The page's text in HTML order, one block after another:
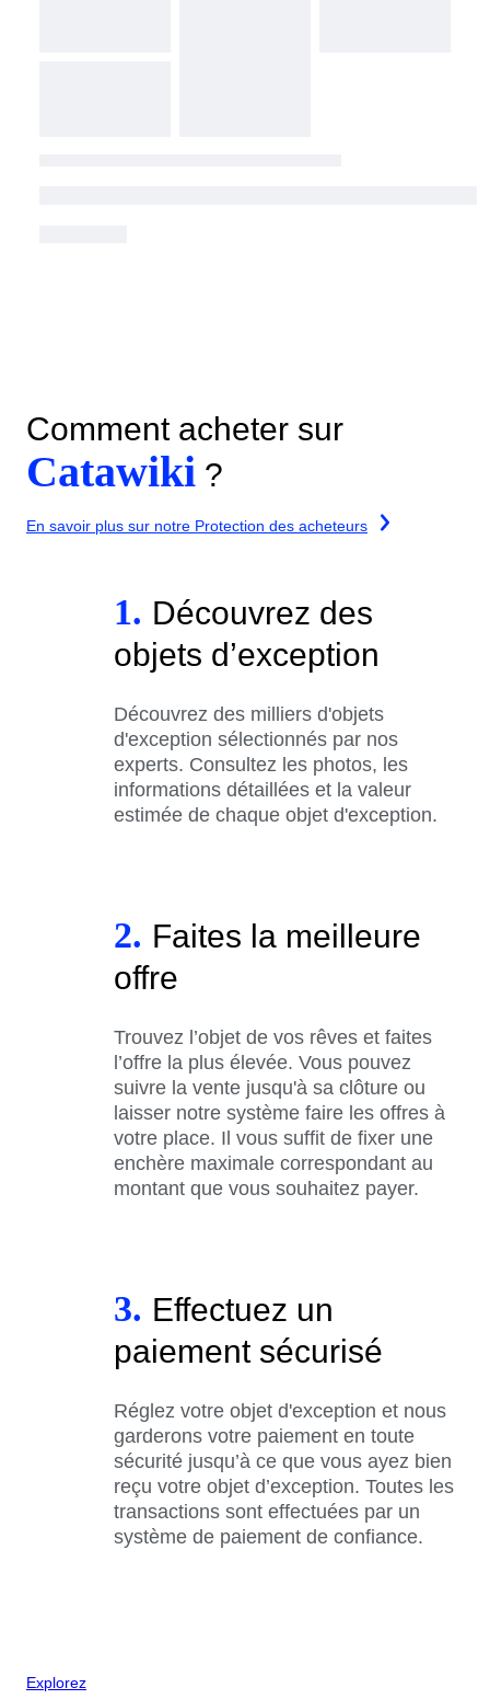
Comment acheter sur
Catawiki ?
En savoir plus sur notre Protection des acheteurs
1. Découvrez des
objets d’exception
Découvrez des milliers d'objets
d'exception sélectionnés par nos
experts. Consultez les photos, les
informations détaillées et la valeur
estimée de chaque objet d'exception.
2. Faites la meilleure
offre
Trouvez l’objet de vos rêves et faites
l’offre la plus élevée. Vous pouvez
suivre la vente jusqu'à sa clôture ou
laisser notre système faire les offres à
votre place. Il vous suffit de fixer une
enchère maximale correspondant au
montant que vous souhaitez payer.
3. Effectuez un
paiement sécurisé
Réglez votre objet d'exception et nous
garderons votre paiement en toute
sécurité jusqu’à ce que vous ayez bien
reçu votre objet d’exception. Toutes les
transactions sont effectuées par un
système de paiement de confiance.
Explorez